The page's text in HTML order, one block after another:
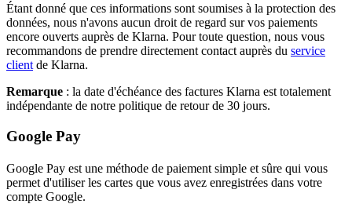
Étant donné que ces informations sont soumises à la protection des
données, nous n'avons aucun droit de regard sur vos paiements
encore ouverts auprès de Klarna. Pour toute question, nous vous
recommandons de prendre directement contact auprès du service
client de Klarna.
Remarque : la date d'échéance des factures Klarna est totalement
indépendante de notre politique de retour de 30 jours.
Google Pay
Google Pay est une méthode de paiement simple et sûre qui vous
permet d'utiliser les cartes que vous avez enregistrées dans votre
compte Google.